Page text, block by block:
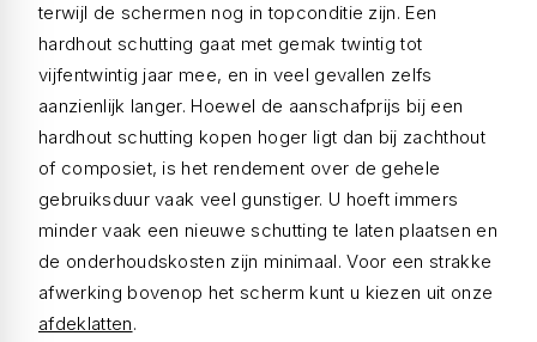
terwijl de schermen nog in topconditie zijn. Een
hardhout schutting gaat met gemak twintig tot
vijfentwintig jaar mee, en in veel gevallen zelfs
aanzienlijk langer. Hoewel de aanschafprijs bij een
hardhout schutting kopen hoger ligt dan bij zachthout
of composiet, is het rendement over de gehele
gebruiksduur vaak veel gunstiger. U hoeft immers
minder vaak een nieuwe schutting te laten plaatsen en
de onderhoudskosten zijn minimaal. Voor een strakke
afwerking bovenop het scherm kunt u kiezen uit onze
afdeklatten.